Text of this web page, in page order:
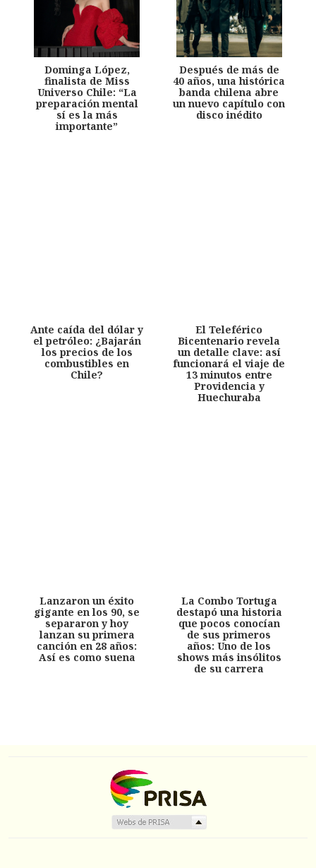
Dominga López,
finalista de Miss
Universo Chile: “La
preparación mental
sí es la más
importante”
Después de más de
40 años, una histórica
banda chilena abre
un nuevo capítulo con
disco inédito
Ante caída del dólar y
el petróleo: ¿Bajarán
los precios de los
combustibles en
Chile?
El Teleférico
Bicentenario revela
un detalle clave: así
funcionará el viaje de
13 minutos entre
Providencia y
Huechuraba
Lanzaron un éxito
gigante en los 90, se
separaron y hoy
lanzan su primera
canción en 28 años:
Así es como suena
La Combo Tortuga
destapó una historia
que pocos conocían
de sus primeros
años: Uno de los
shows más insólitos
de su carrera